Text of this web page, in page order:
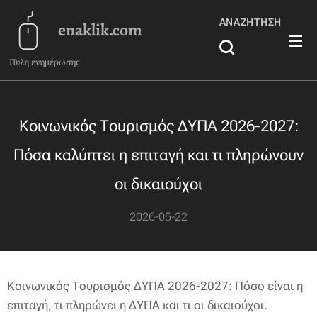
enaklik.com
Πύλη ενημέρωσης
ΑΝΑΖΉΤΗΣΗ
Κοινωνικός Τουρισμός ΔΥΠΑ 2026-2027:
Πόσα καλύπτει η επιταγή και τι πληρώνουν
οι δικαιούχοι
2026-05-22
Κοινωνικός Τουρισμός ΔΥΠΑ 2026-2027: Πόσο είναι η
επιταγή, τι πληρώνει η ΔΥΠΑ και τι οι δικαιούχοι.